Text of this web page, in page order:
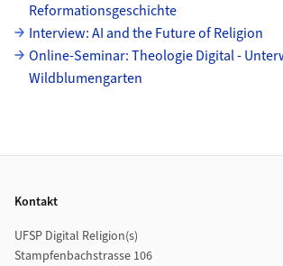
Reformationsgeschichte
Interview: AI and the Future of Religion
Online-Seminar: Theologie Digital -
Wildblumengarten
Kontakt
UFSP Digital Religion(s)
Stampfenbachstrasse 106